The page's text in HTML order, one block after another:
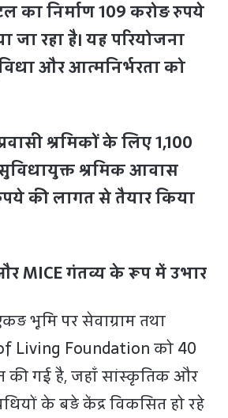
का निर्माण 109 करोड़ रुपये
जा रहा है। यह परियोजना
और आत्मनिर्भरता को
श्रमिकों के लिए 1,100
श्रमिक आवास
की लागत से तैयार किया
MICE गंतव्य के रूप में उभार
भूमि पर सेवाग्राम तथा
Living Foundation को 40
गई है, जहाँ सांस्कृतिक और
के बड़े केंद्र विकसित हो रहे